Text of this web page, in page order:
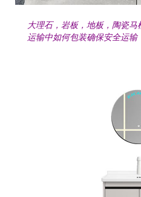
大理石，岩板，地板，陶瓷
运输中如何包装确保安全运输